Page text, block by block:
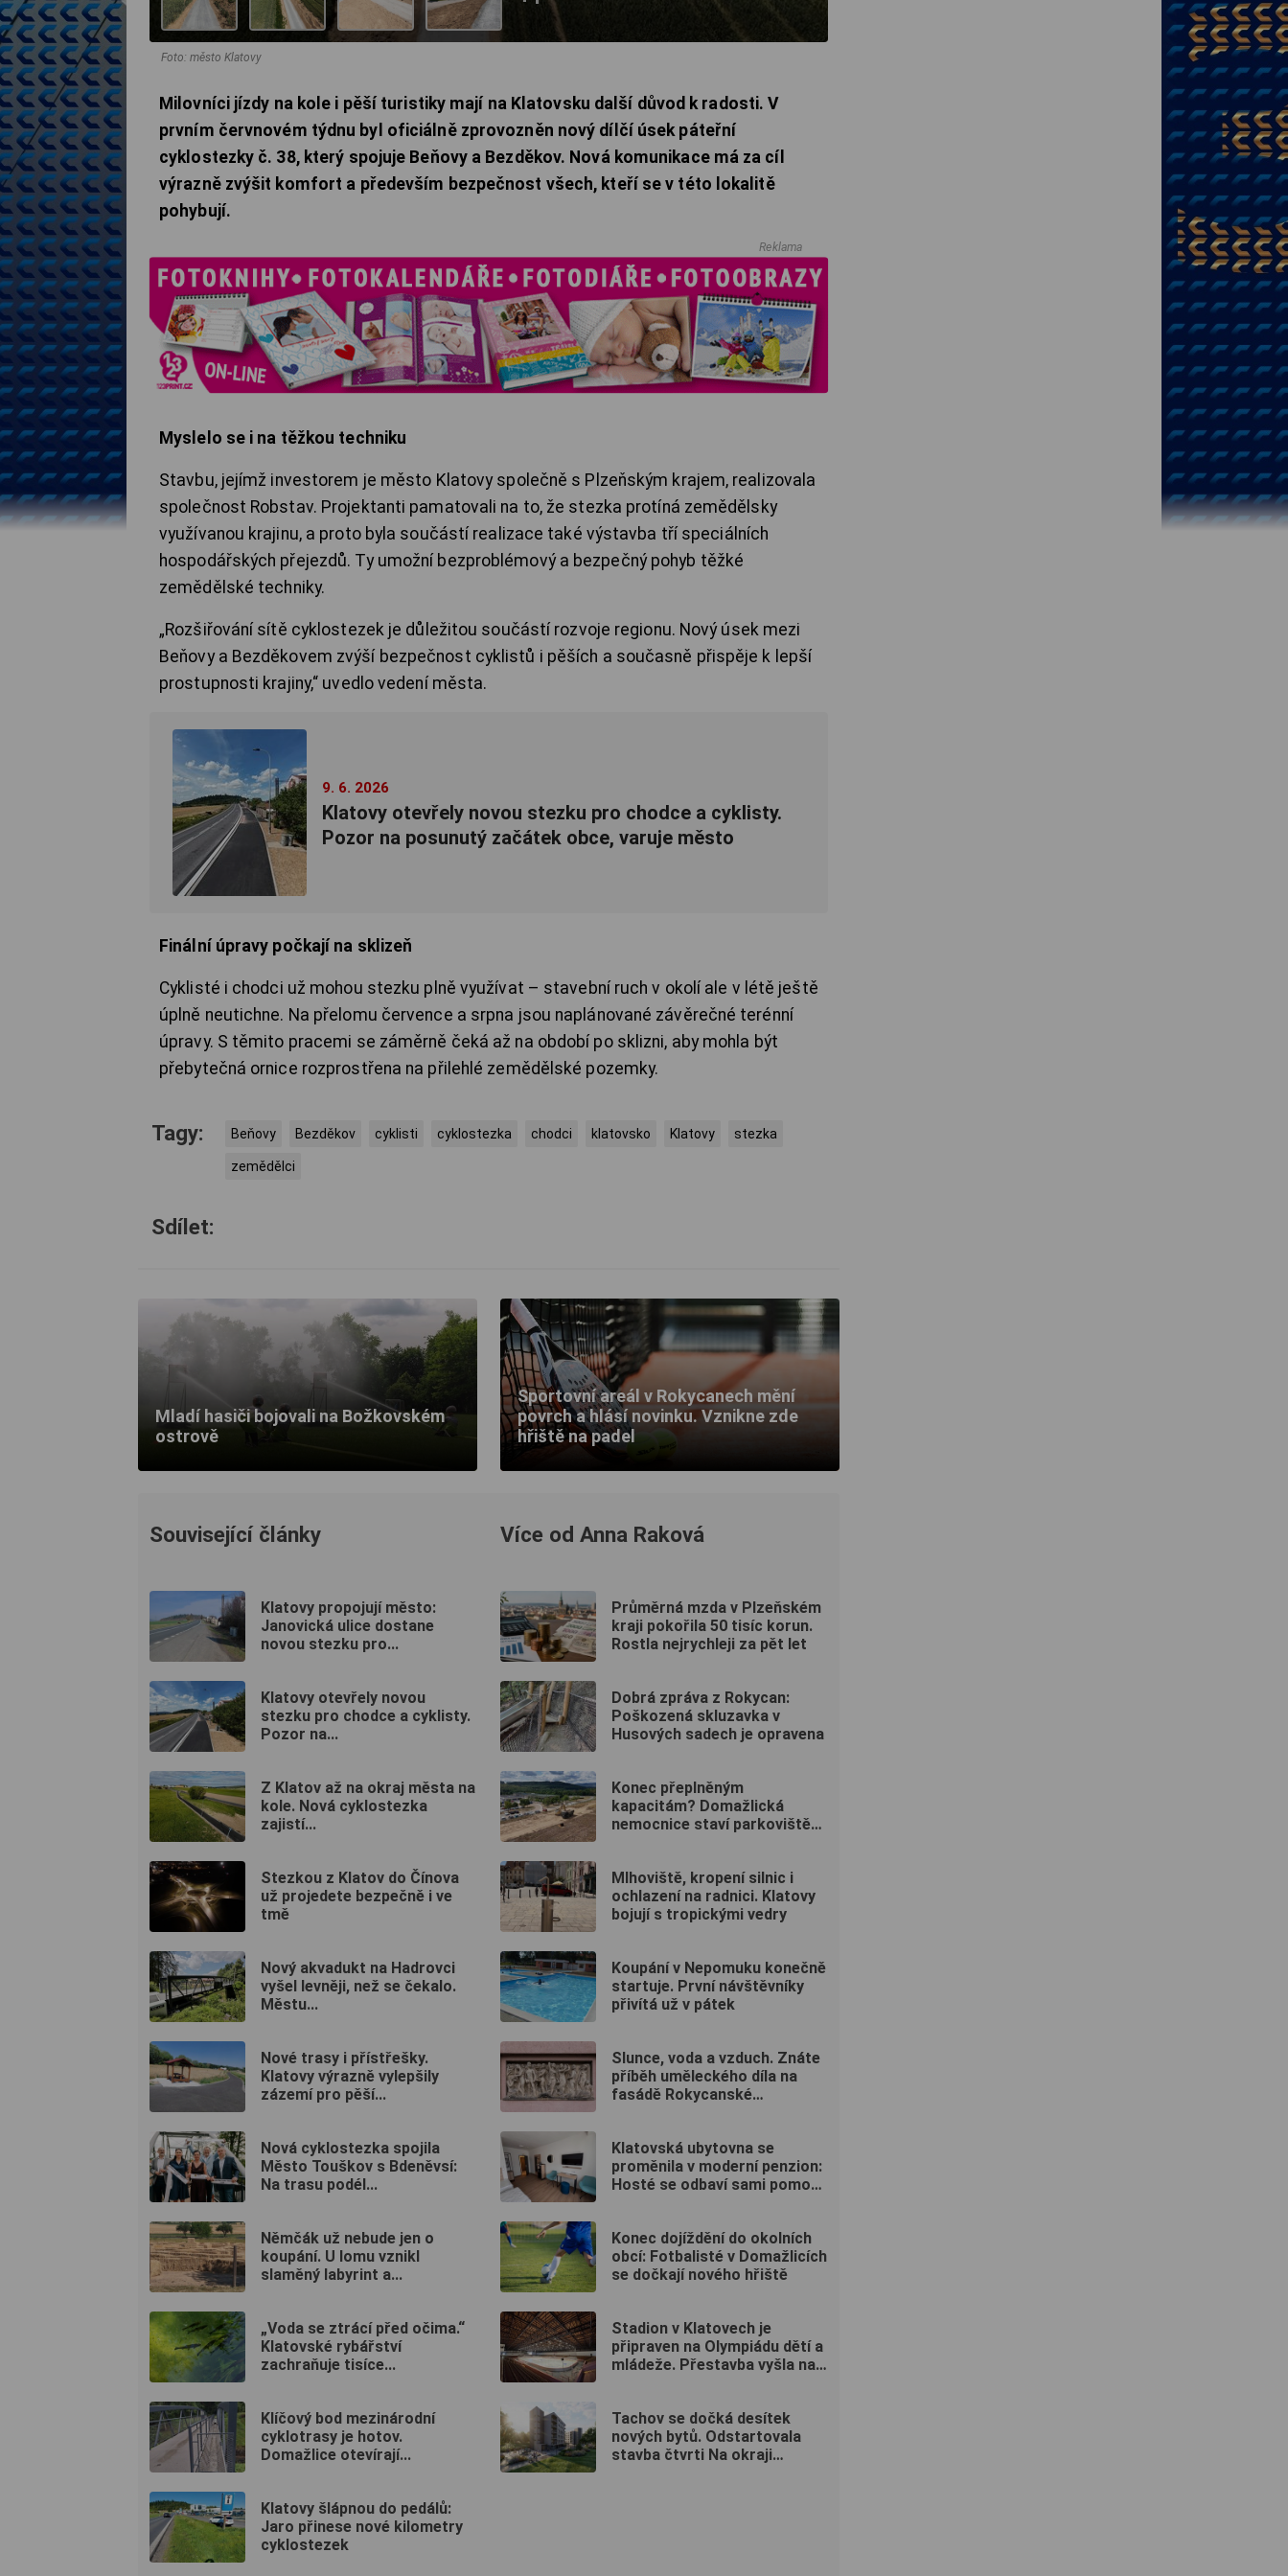
Foto: město Klatovy
Milovníci jízdy na kole i pěší turistiky mají na Klatovsku další důvod k radosti. V
prvním červnovém týdnu byl oficiálně zprovozněn nový dílčí úsek páteřní
cyklostezky č. 38, který spojuje Beňovy a Bezděkov. Nová komunikace má za cíl
výrazně zvýšit komfort a především bezpečnost všech, kteří se v této lokalitě
pohybují.
Reklama
Myslelo se i na těžkou techniku
Stavbu, jejímž investorem je město Klatovy společně s Plzeňským krajem, realizovala
společnost Robstav. Projektanti pamatovali na to, že stezka protíná zemědělsky
využívanou krajinu, a proto byla součástí realizace také výstavba tří speciálních
hospodářských přejezdů. Ty umožní bezproblémový a bezpečný pohyb těžké
zemědělské techniky.
„Rozšiřování sítě cyklostezek je důležitou součástí rozvoje regionu. Nový úsek mezi
Beňovy a Bezděkovem zvýší bezpečnost cyklistů i pěších a současně přispěje k lepší
prostupnosti krajiny,“ uvedlo vedení města.
9. 6. 2026
Klatovy otevřely novou stezku pro chodce a cyklisty.
Pozor na posunutý začátek obce, varuje město
Finální úpravy počkají na sklizeň
Cyklisté i chodci už mohou stezku plně využívat – stavební ruch v okolí ale v létě ještě
úplně neutichne. Na přelomu července a srpna jsou naplánované závěrečné terénní
úpravy. S těmito pracemi se záměrně čeká až na období po sklizni, aby mohla být
přebytečná ornice rozprostřena na přilehlé zemědělské pozemky.
Tagy: Beňovy Bezděkov cyklisti cyklostezka chodci klatovsko Klatovy stezka
zemědělci
Sdílet:
Mladí hasiči bojovali na Božkovském
ostrově
Sportovní areál v Rokycanech mění
povrch a hlásí novinku. Vznikne zde
hřiště na padel
Související články
Klatovy propojují město:
Janovická ulice dostane
novou stezku pro...
Klatovy otevřely novou
stezku pro chodce a cyklisty.
Pozor na...
Z Klatov až na okraj města na
kole. Nová cyklostezka
zajistí...
Stezkou z Klatov do Čínova
už projedete bezpečně i ve
tmě
Nový akvadukt na Hadrovci
vyšel levněji, než se čekalo.
Městu...
Nové trasy i přístřešky.
Klatovy výrazně vylepšily
zázemí pro pěší...
Nová cyklostezka spojila
Město Touškov s Bdeněvsí:
Na trasu podél...
Němčák už nebude jen o
koupání. U lomu vznikl
slaměný labyrint a...
„Voda se ztrácí před očima.“
Klatovské rybářství
zachraňuje tisíce...
Klíčový bod mezinárodní
cyklotrasy je hotov.
Domažlice otevírají...
Klatovy šlápnou do pedálů:
Jaro přinese nové kilometry
cyklostezek
Více od Anna Raková
Průměrná mzda v Plzeňském
kraji pokořila 50 tisíc korun.
Rostla nejrychleji za pět let
Dobrá zpráva z Rokycan:
Poškozená skluzavka v
Husových sadech je opravena
Konec přeplněným
kapacitám? Domažlická
nemocnice staví parkoviště
Mlhoviště, kropení silnic i
ochlazení na radnici. Klatovy
bojují s tropickými vedry
Koupání v Nepomuku konečně
startuje. První návštěvníky
přivítá už v pátek
Slunce, voda a vzduch. Znáte
příběh uměleckého díla na
fasádě Rokycanské
Klatovská ubytovna se
proměnila v moderní penzion:
Hosté se odbaví sami pomocí
Konec dojíždění do okolních
obcí: Fotbalisté v Domažlicích
se dočkají nového hřiště
Stadion v Klatovech je
připraven na Olympiádu dětí a
mládeže. Přestavba vyšla na
Tachov se dočká desítek
nových bytů. Odstartovala
stavba čtvrti Na okraji